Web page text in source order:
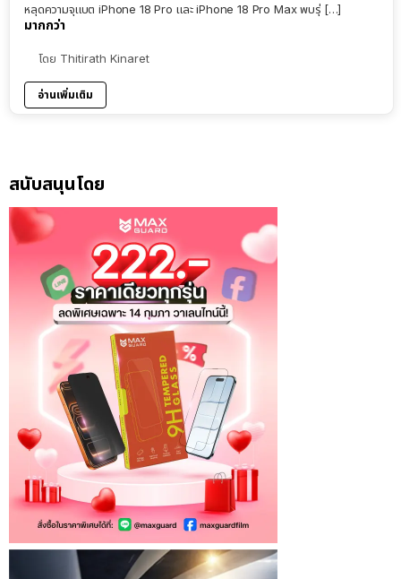
หลุดความจุแบต iPhone 18 Pro และ iPhone 18 Pro Max พบรุ่ […]
มากกว่า
โดย Thitirath Kinaret
อ่านเพิ่มเติม
สนับสนุนโดย